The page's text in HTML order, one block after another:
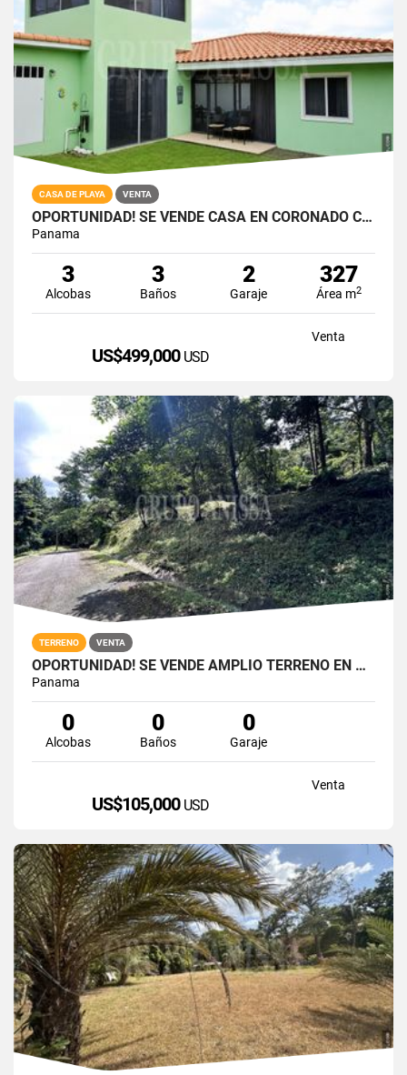
CASA DE PLAYA VENTA
OPORTUNIDAD! SE VENDE CASA EN CORONADO CON PISCINA
Panama
3
Alcobas
3
Baños
2
Garaje
327
Área m2
Venta
US$499,000 USD
TERRENO VENTA
OPORTUNIDAD! SE VENDE AMPLIO TERRENO EN ALTOS DEL MARIA
Panama
0
Alcobas
0
Baños
0
Garaje
Venta
US$105,000 USD